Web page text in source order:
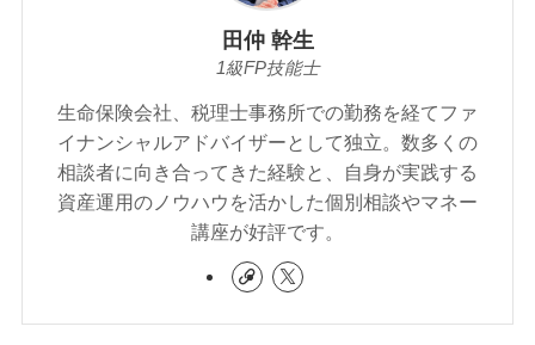
田仲 幹生
1級FP技能士
生命保険会社、税理士事務所での勤務を経てファ
イナンシャルアドバイザーとして独立。数多くの
相談者に向き合ってきた経験と、自身が実践する
資産運用のノウハウを活かした個別相談やマネー
講座が好評です。